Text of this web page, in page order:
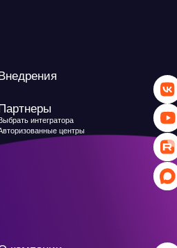
Политика обработки персональных данных